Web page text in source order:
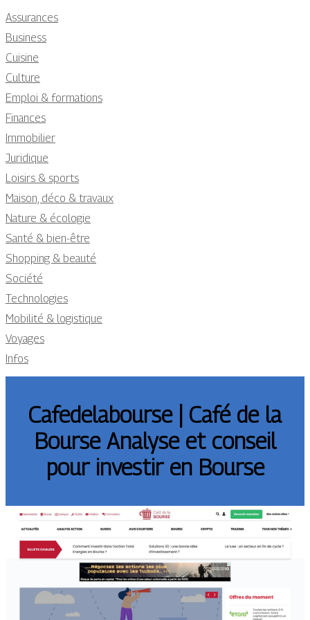
Assurances
Business
Cuisine
Culture
Emploi & formations
Finances
Immobilier
Juridique
Loisirs & sports
Maison, déco & travaux
Nature & écologie
Santé & bien-être
Shopping & beauté
Société
Technologies
Mobilité & logistique
Voyages
Infos
Cafedela­bour­se | Café de la
Bourse Analyse et conseil
pour investir en Bourse